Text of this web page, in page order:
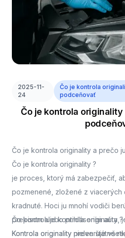
2025-11-
24
Čo je kontrola
podceňovať
Čo je kontrola
Čo je kontrola originality a prečo
Čo je kontrola originality ?
je proces, ktorý má zabezpečiť,
pozmenené, zložené z viacerých
kradnuté. Hoci ju mnohí vodiči
prepisom alebo prihlásením auta,
Kontrola originality nielen štátne
Čo kontroluje kontrola originality ?
Kontrola originality preveruje